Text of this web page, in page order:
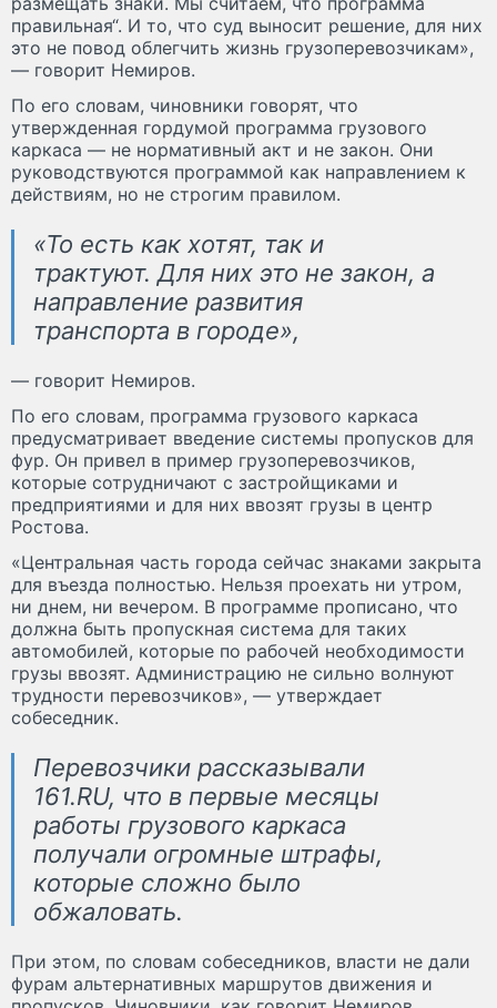
правильная“. И то, что суд выносит решение, для них
это не повод облегчить жизнь грузоперевозчикам»,
— говорит Немиров.
По его словам, чиновники говорят, что
утвержденная гордумой программа грузового
каркаса — не нормативный акт и не закон. Они
руководствуются программой как направлением к
действиям, но не строгим правилом.
«То есть как хотят, так и
трактуют. Для них это не закон, а
направление развития
транспорта в городе»,
— говорит Немиров.
По его словам, программа грузового каркаса
предусматривает введение системы пропусков для
фур. Он привел в пример грузоперевозчиков,
которые сотрудничают с застройщиками и
предприятиями и для них ввозят грузы в центр
Ростова.
«Центральная часть города сейчас знаками закрыта
для въезда полностью. Нельзя проехать ни утром,
ни днем, ни вечером. В программе прописано, что
должна быть пропускная система для таких
автомобилей, которые по рабочей необходимости
грузы ввозят. Администрацию не сильно волнуют
трудности перевозчиков», — утверждает
собеседник.
Перевозчики рассказывали
161.RU, что в первые месяцы
работы грузового каркаса
получали огромные штрафы,
которые сложно было
обжаловать.
При этом, по словам собеседников, власти не дали
фурам альтернативных маршрутов движения и